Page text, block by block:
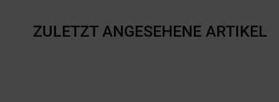
ZULETZT ANGESEHENE ARTIKEL